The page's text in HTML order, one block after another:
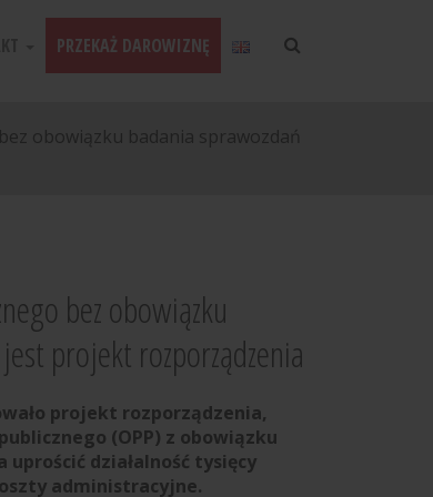
PRZEKAŻ DAROWIZNĘ
obowiązku badania sprawozdań
bez obowiązku
projekt rozporządzenia
projekt rozporządzenia,
(OPP) z obowiązku
działalność tysięcy
administracyjne.